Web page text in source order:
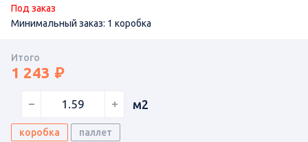
Под заказ
Минимальный заказ: 1 коробка
Итого
1 243
м2
коробка
паллет